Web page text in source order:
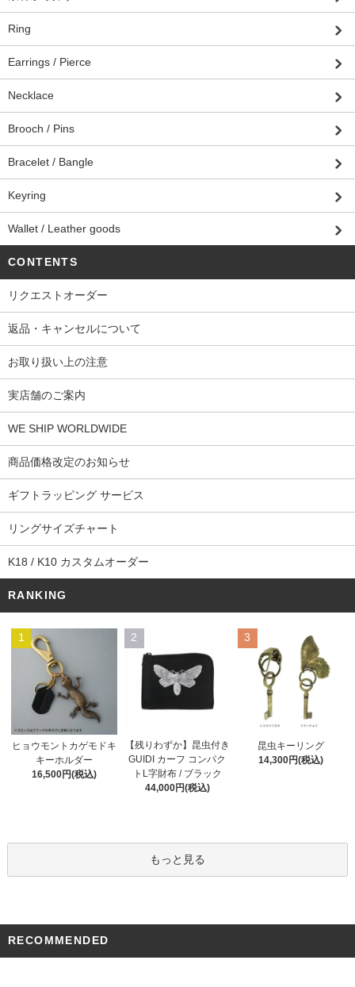
Ring
Earrings / Pierce
Necklace
Brooch / Pins
Bracelet / Bangle
Keyring
Wallet / Leather goods
CONTENTS
リクエストオーダー
返品・キャンセルについて
お取り扱い上の注意
実店舗のご案内
WE SHIP WORLDWIDE
商品価格改定のお知らせ
ギフトラッピング サービス
リングサイズチャート
K18 / K10 カスタムオーダー
RANKING
1
ヒョウモントカゲモドキ
キーホルダー
16,500円(税込)
2
【残りわずか】昆虫付き
GUIDI カーフ コンパク
トL字財布 / ブラック
44,000円(税込)
3
昆虫キーリング
14,300円(税込)
もっと見る
RECOMMENDED